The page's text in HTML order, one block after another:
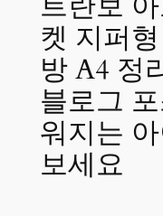
켓 지퍼
방 A4 정
블로그
워지는
보세요